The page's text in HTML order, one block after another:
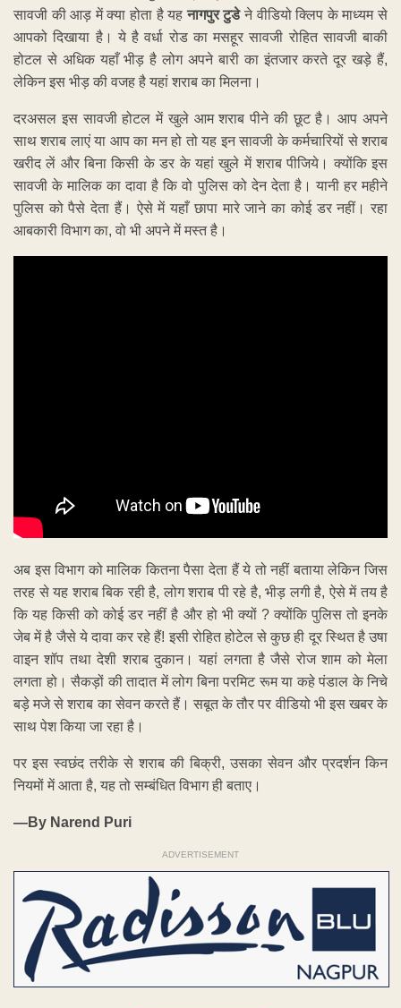
सावजी की आड़ में क्या होता है यहनागपुर टुडेने वीडियो क्लिप के माध्यम से
आपको दिखाया है। ये है वर्धा रोड का मसहूर सावजी रोहित सावजी बाकी
होटल से अधिक यहाँ भीड़ है लोग अपने बारी का इंतजार करते दूर खड़े हैं,
लेकिन इस भीड़ की वजह है यहां शराब का मिलना।
दरअसल इस सावजी होटल में खुले आम शराब पीने की छूट है। आप अपने
साथ शराब लाएं या आप का मन हो तो यह इन सावजी के कर्मचारियों से शराब
खरीद लें और बिना किसी के डर के यहां खुले में शराब पीजिये। क्योंकि इस
सावजी के मालिक का दावा है कि वो पुलिस को देन देता है। यानी हर महीने
पुलिस को पैसे देता हैं। ऐसे में यहाँ छापा मारे जाने का कोई डर नहीं। रहा
आबकारी विभाग का, वो भी अपने में मस्त है।
अब इस विभाग को मालिक कितना पैसा देता हैं ये तो नहीं बताया लेकिन जिस
तरह से यह शराब बिक रही है, लोग शराब पी रहे है, भीड़ लगी है, ऐसे में तय है
कि यह किसी को कोई डर नहीं है और हो भी क्यों ? क्योंकि पुलिस तो इनके
जेब में है जैसे ये दावा कर रहे हैं! इसी रोहित होटेल से कुछ ही दूर स्थित है उषा
वाइन शॉप तथा देशी शराब दुकान। यहां लगता है जैसे रोज शाम को मेला
लगता हो। सैकड़ों की तादात में लोग बिना परमिट रूम या कहे पंडाल के निचे
बड़े मजे से शराब का सेवन करते हैं। सबूत के तौर पर वीडियो भी इस खबर के
साथ पेश किया जा रहा है।
पर इस स्वछंद तरीके से शराब की बिक्री, उसका सेवन और प्रदर्शन किन
नियमों में आता है, यह तो सम्बंधित विभाग ही बताए।
—By Narend Puri
ADVERTISEMENT